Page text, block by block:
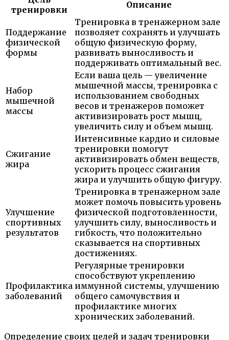
тренировки
Описание
Поддержание
физической
формы
Тренировка в тренажерном зале
позволяет сохранять и улучшать
общую физическую форму,
развивать выносливость и
поддерживать оптимальный вес.
Набор
мышечной
массы
Если ваша цель — увеличение
мышечной массы, тренировка с
использованием свободных
весов и тренажеров поможет
активизировать рост мышц,
увеличить силу и объем мышц.
Сжигание
жира
Интенсивные кардио и силовые
тренировки помогут
активизировать обмен веществ,
ускорить процесс сжигания
жира и улучшить общую фигуру.
Улучшение
спортивных
результатов
Тренировка в тренажерном зале
может помочь повысить уровень
физической подготовленности,
улучшить силу, выносливость и
гибкость, что положительно
сказывается на спортивных
достижениях.
Профилактика
заболеваний
Регулярные тренировки
способствуют укреплению
иммунной системы, улучшению
общего самочувствия и
профилактике многих
хронических заболеваний.
Определение своих целей и задач тренировки